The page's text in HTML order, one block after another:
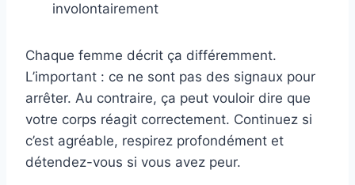
involontairement
Chaque femme décrit ça différemment.
L’important : ce ne sont pas des signaux pour
arrêter. Au contraire, ça peut vouloir dire que
votre corps réagit correctement. Continuez si
c’est agréable, respirez profondément et
détendez-vous si vous avez peur.